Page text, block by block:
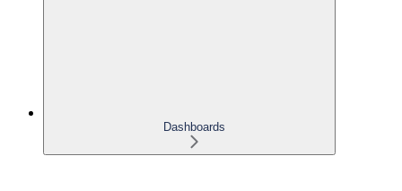
Dashboards